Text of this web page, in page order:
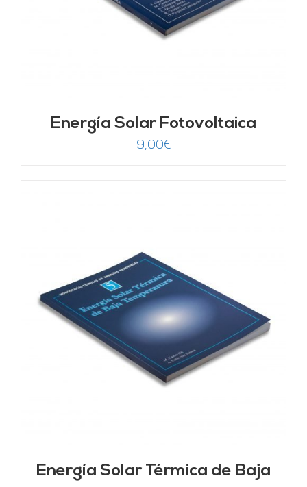
Energía Solar Fotovoltaica
9,00€
Energía Solar Térmica de Baja